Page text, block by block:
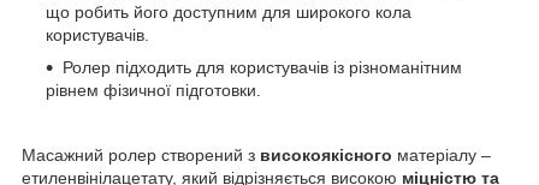
що робить його доступним для широкого кола
користувачів.
Ролер підходить для користувачів із різноманітним
рівнем фізичної підготовки.
Масажний ролер створений з високоякісного матеріалу –
етиленвінілацетату, який відрізняється високою міцністю та